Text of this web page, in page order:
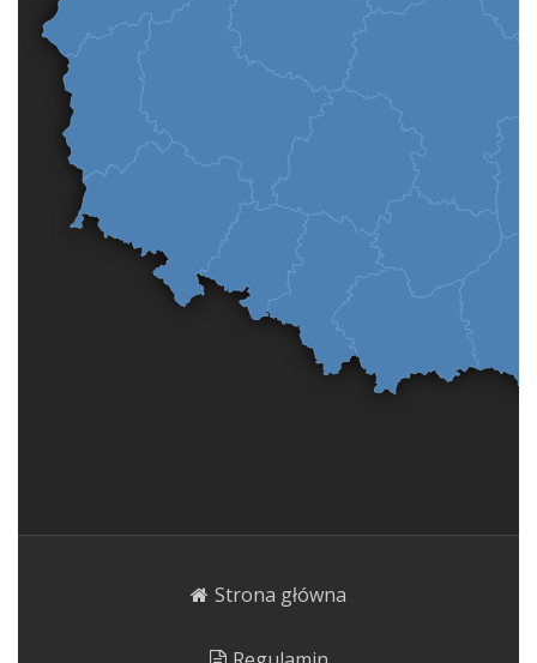
Strona główna